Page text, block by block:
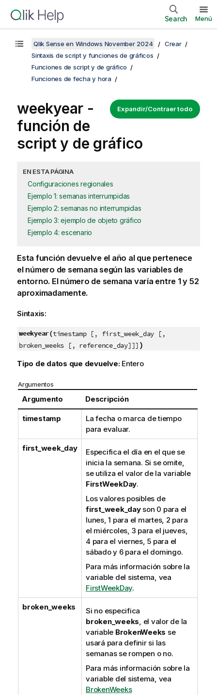
Search Menú
Qlik Sense en Windows November 2024
Crear
Sintaxis de script y funciones de gráficos
Funciones de script y de gráfico
Funciones de fecha y hora
Expandir/Contraer todo
weekyear -
función de
script y de gráfico
EN ESTA PÁGINA
Configuraciones regionales
Ejemplo 1: semanas interrumpidas
Ejemplo 2: semanas no interrumpidas
Ejemplo 3: ejemplo de objeto gráfico
Ejemplo 4: escenario
Esta función devuelve el año al que pertenece
el número de semana según las variables de
entorno. El número de semana varía entre 1 y 52
aproximadamente.
Sintaxis:
weekyear(timestamp [, first_week_day [,
broken_weeks [, reference_day]]] )
Tipo de datos que devuelve: Entero
Argumentos
Argumento Descripción
timestamp
La fecha o marca de tiempo
para evaluar.
first_week_day
Especifica el día en el que se
inicia la semana. Si se omite,
se utiliza el valor de la variable
FirstWeekDay.
Los valores posibles de
first_week_dayson 0 para el
lunes, 1 para el martes, 2 para
el miércoles, 3 para el jueves,
4 para el viernes, 5 para el
sábado y 6 para el domingo.
Para más información sobre la
variable del sistema, vea
FirstWeekDay.
broken_weeks
Si no especifica
broken_weeks, el valor de la
variable BrokenWeeks se
usará para definir si las
semanas se rompen o no.
Para más información sobre la
variable del sistema, vea
BrokenWeeks